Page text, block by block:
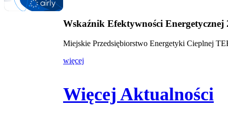
Wskaźnik Efektywności Energetycznej
Miejskie Przedsiębiorstwo Energetyki Cieplnej
więcej
Więcej Aktualności